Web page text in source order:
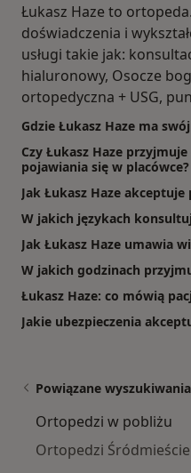
Łukasz Haze to
doświadczenia i
usługi takie jak:
hialuronowy, Osocze
ortopedyczna + USG,
Gdzie Łukasz Haze ma
Czy Łukasz Haze
pojawiania się w placówce?
Jak Łukasz Haze akceptuje
W jakich językach
Jak Łukasz Haze umawia
W jakich godzinach
Łukasz Haze: co mówią
Jakie ubezpieczenia
Powiązane wyszukiwania
Ortopedzi w pobliżu
Ortopedzi Śródmieście